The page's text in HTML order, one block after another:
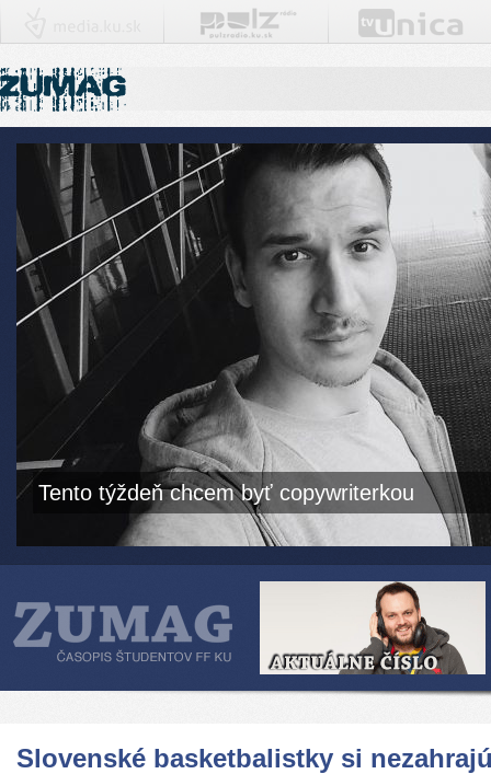
Tento týždeň chcem byť copywriterkou
Slovenské basketbalistky si